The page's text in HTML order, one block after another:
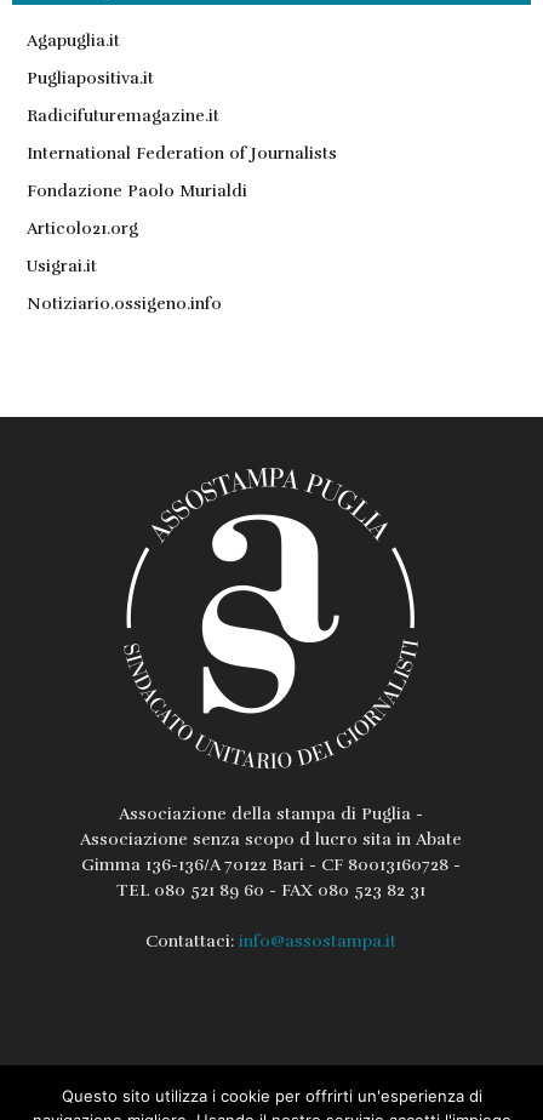
Agapuglia.it
Pugliapositiva.it
Radicifuturemagazine.it
International Federation of Journalists
Fondazione Paolo Murialdi
Articolo21.org
Usigrai.it
Notiziario.ossigeno.info
Associazione della stampa di Puglia -
Associazione senza scopo d lucro sita in Abate
Gimma 136-136/A 70122 Bari - CF 80013160728 -
TEL 080 521 89 60 - FAX 080 523 82 31
Contattaci:info@assostampa.it
L’associazione Lo Statuto Regolamento
Questo sito utilizza i cookie per offrirti un'esperienza di